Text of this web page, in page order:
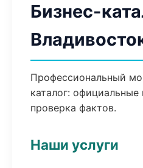
Бизнес-
Профессиональный
каталог: официальные
проверка фактов.
Наши услуги